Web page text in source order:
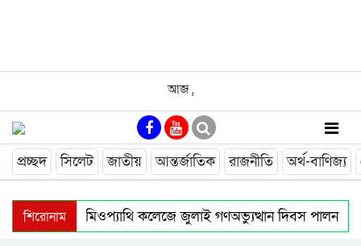
আজ,
প্রচ্ছদ সিলেট জাতীয় আন্তর্জাতিক রাজনীতি অর্থ-বাণিজ্য
শিরোনাম
জালালাবাদ হোমিওপ্যাথি কলেজে জুলাই গণঅভ্যুত্থান দিবস পালন